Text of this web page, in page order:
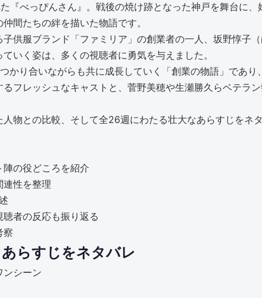
べっぴんさん』。戦後の焼け跡となった神戸を舞台に、
間たちの絆を描いた物語です。
供服ブランド「ファミリア」の創業者の一人、坂野惇子
いく姿は、多くの視聴者に勇気を与えました。
り合いながらも共に成長していく「創業の物語」であり
フレッシュなキャストと、菅野美穂や生瀬勝久らベテラ
物との比較、そして全26週にわたる壮大なあらすじをネ
の役どころを紹介
連性を整理
者の反応も振り返る
察
らすじをネタバレ